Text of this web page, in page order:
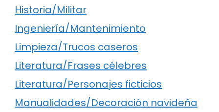
Historia/Militar
Ingeniería/Mantenimiento
Limpieza/Trucos caseros
Literatura/Frases célebres
Literatura/Personajes ficticios
Manualidades/Decoración navideña